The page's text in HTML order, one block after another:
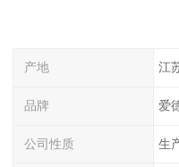
产地 江
品牌 爱
公司性质 生